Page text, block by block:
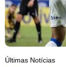
Últimas Notícias